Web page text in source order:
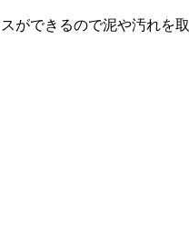
ができるので泥や汚れを取